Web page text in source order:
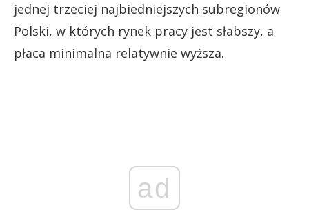
jednej trzeciej najbiedniejszych subregionów
Polski, w których rynek pracy jest słabszy, a
płaca minimalna relatywnie wyższa.
ad